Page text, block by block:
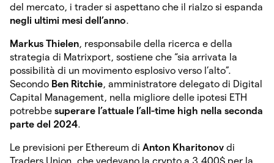
del mercato, i trader si aspettano che il rialzo si espanda
negli ultimi mesi dell’anno.
Markus Thielen, responsabile della ricerca e della
strategia di Matrixport, sostiene che “sia arrivata la
possibilità di un movimento esplosivo verso l’alto”.
Secondo Ben Ritchie, amministratore delegato di Digital
Capital Management, nella migliore delle ipotesi ETH
potrebbe superare l’attuale l’all-time high nella seconda
parte del 2024.
Le previsioni per Ethereum di Anton Kharitonov di
Traders Union, che vedevano la crypto a 3.400$ per la